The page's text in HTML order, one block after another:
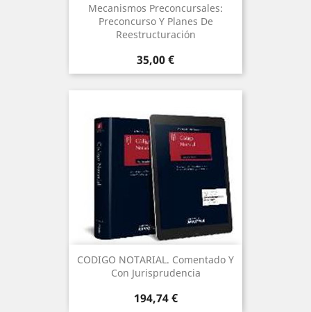
Mecanismos Preconcursales:
Preconcurso Y Planes De
Reestructuración
Precio
35,00 €
CODIGO NOTARIAL. Comentado Y
Con Jurisprudencia
Precio
194,74 €